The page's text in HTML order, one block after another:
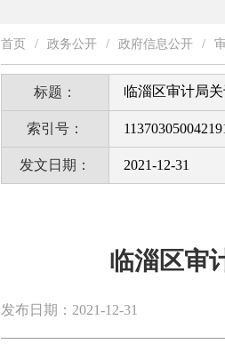
首页 / 政务公开 / 政府信息公开 /
标题： 临淄区审计局
索引号：
发文日期： 2021-12-31
临淄区审
发布日期：2021-12-31